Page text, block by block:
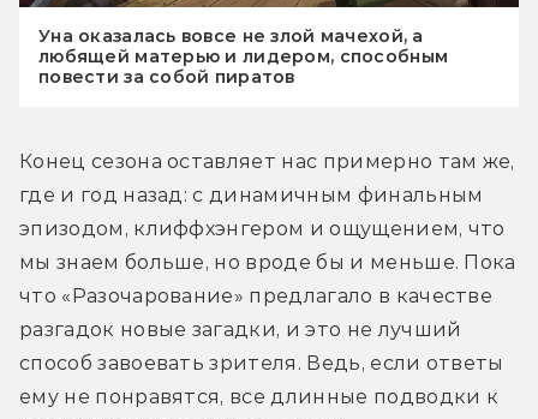
Уна оказалась вовсе не злой мачехой, а
любящей матерью и лидером, способным
повести за собой пиратов
Конец сезона оставляет нас примерно там же,
где и год назад: с динамичным финальным
эпизодом, клиффхэнгером и ощущением, что
мы знаем больше, но вроде бы и меньше. Пока
что «Разочарование» предлагало в качестве
разгадок новые загадки, и это не лучший
способ завоевать зрителя. Ведь, если ответы
ему не понравятся, все длинные подводки к